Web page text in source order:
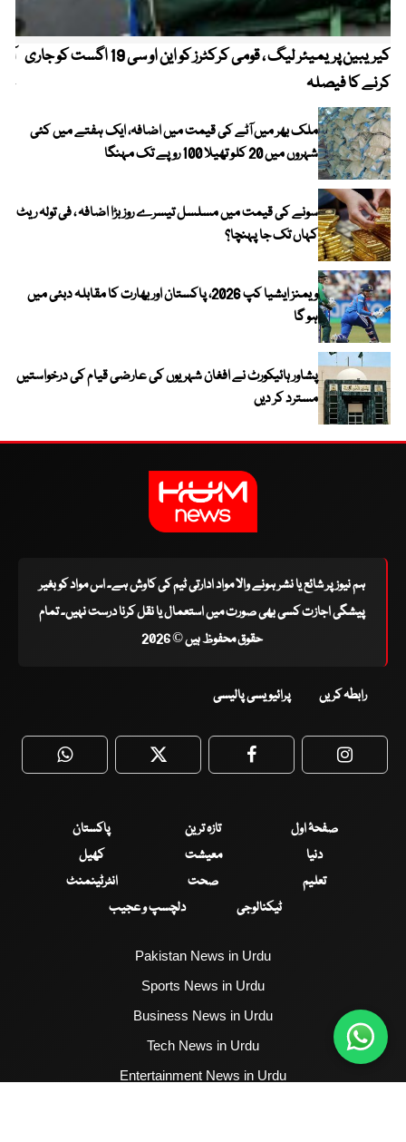
کیریبین پریمیئر لیگ ، قومی کرکٹرز کو این او سی 19 اگست کو جاری
کرنے کا فیصلہ
ملک بھر میں آٹے کی قیمت میں اضافہ، ایک ہفتے میں کئی
شہروں میں 20 کلو تھیلا 100 روپے تک مہنگا
سونے کی قیمت میں مسلسل تیسرے روز بڑا اضافہ ، فی تولہ ریٹ
کہاں تک جا پہنچا؟
ویمنز ایشیا کپ 2026، پاکستان اور بھارت کا مقابلہ دبئی میں
ہو گا
پشاور ہائیکورٹ نے افغان شہریوں کی عارضی قیام کی درخواستیں
مسترد کر دیں
ہم نیوز پر شائع یا نشر ہونے والا مواد ادارتی ٹیم کی کاوش ہے۔ اس مواد کو بغیر
پیشگی اجازت کسی بھی صورت میں استعمال یا نقل کرنا درست نہیں۔ تمام
حقوق محفوظ ہیں © 2026
رابطہ کریں پرائیویسی پالیسی
WhatsApp Twitter Facebook
صفحۂ اول تازہ ترین
پاکستان
دنیا
معیشت
کھیل
تعلیم
صحت
انٹرٹینمنٹ
ٹیکنالوجی
دلچسپ و عجیب
Pakistan News in Urdu
Sports News in Urdu
Business News in Urdu
Tech News in Urdu
Entertainment News in Urdu